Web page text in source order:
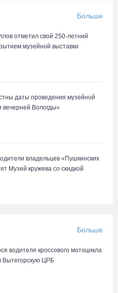
Больше
отметил свой 250-летний
музейной выставки
даты проведения музейной
вечерней Вологды»
владельцев «Пушкинских
Музей кружева со скидкой
Больше
водителя кроссового мотоцикла
Вытегорскую ЦРБ